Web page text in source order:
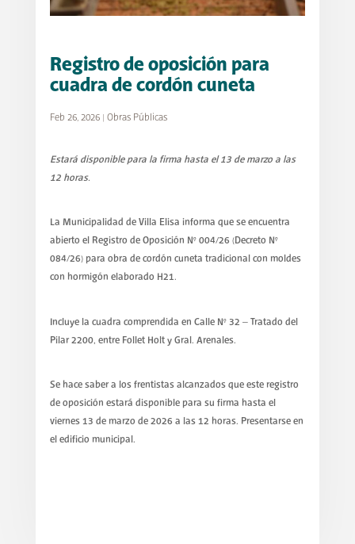
Registro de oposición para
cuadra de cordón cuneta
Feb 26, 2026| Obras Públicas
Estará disponible para la firma hasta el 13 de marzo a las
12 horas.
La Municipalidad de Villa Elisa informa que se encuentra
abierto el Registro de Oposición N° 004/26 (Decreto N°
084/26) para obra de cordón cuneta tradicional con moldes
con hormigón elaborado H21.
Incluye la cuadra comprendida en Calle N° 32 – Tratado del
Pilar 2200, entre Follet Holt y Gral. Arenales.
Se hace saber a los frentistas alcanzados que este registro
de oposición estará disponible para su firma hasta el
viernes 13 de marzo de 2026 a las 12 horas. Presentarse en
el edificio municipal.